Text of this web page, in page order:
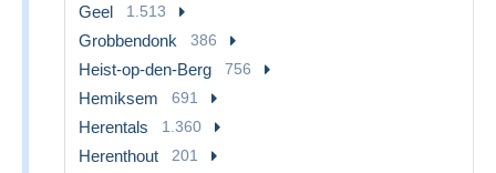
Geel 1.513
Grobbendonk 386
Heist-op-den-Berg 756
Hemiksem 691
Herentals 1.360
Herenthout 201